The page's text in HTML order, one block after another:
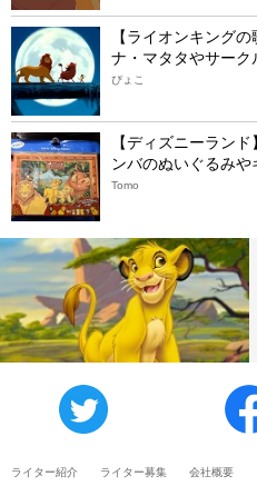
【ライオンキング
ナ・マタタやサーク
ぴょこ
【ディズニーラン
ンバのぬいぐるみや
Tomo
ライター紹介 ライター募集 会社概要